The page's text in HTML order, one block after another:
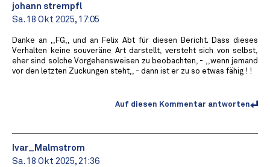
johann strempfl
Sa. 18 Okt 2025, 17:05
Danke an ,,FG,, und an Felix Abt für diesen Bericht. Dass dieses
Verhalten keine souveräne Art darstellt, versteht sich von selbst,
eher sind solche Vorgehensweisen zu beobachten, - ,,wenn jemand
vor den letzten Zuckungen steht,, - dann ist er zu so etwas fähig ! !
Auf diesen Kommentar antworten
Ivar_Malmstrom
Sa. 18 Okt 2025, 21:36